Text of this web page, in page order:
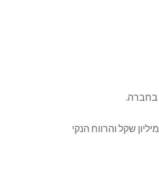
בבאבקום כ-500 עובדים ועד כה היו רוב מניותיה בידי המנכ"ל והמייסד עמאד תלחמי. גם למשפחת לאוטמן מניות בחברה, שהכנסותיה ב-2010 עמדו על 21.5 מיליון שקל והרווח הנקי